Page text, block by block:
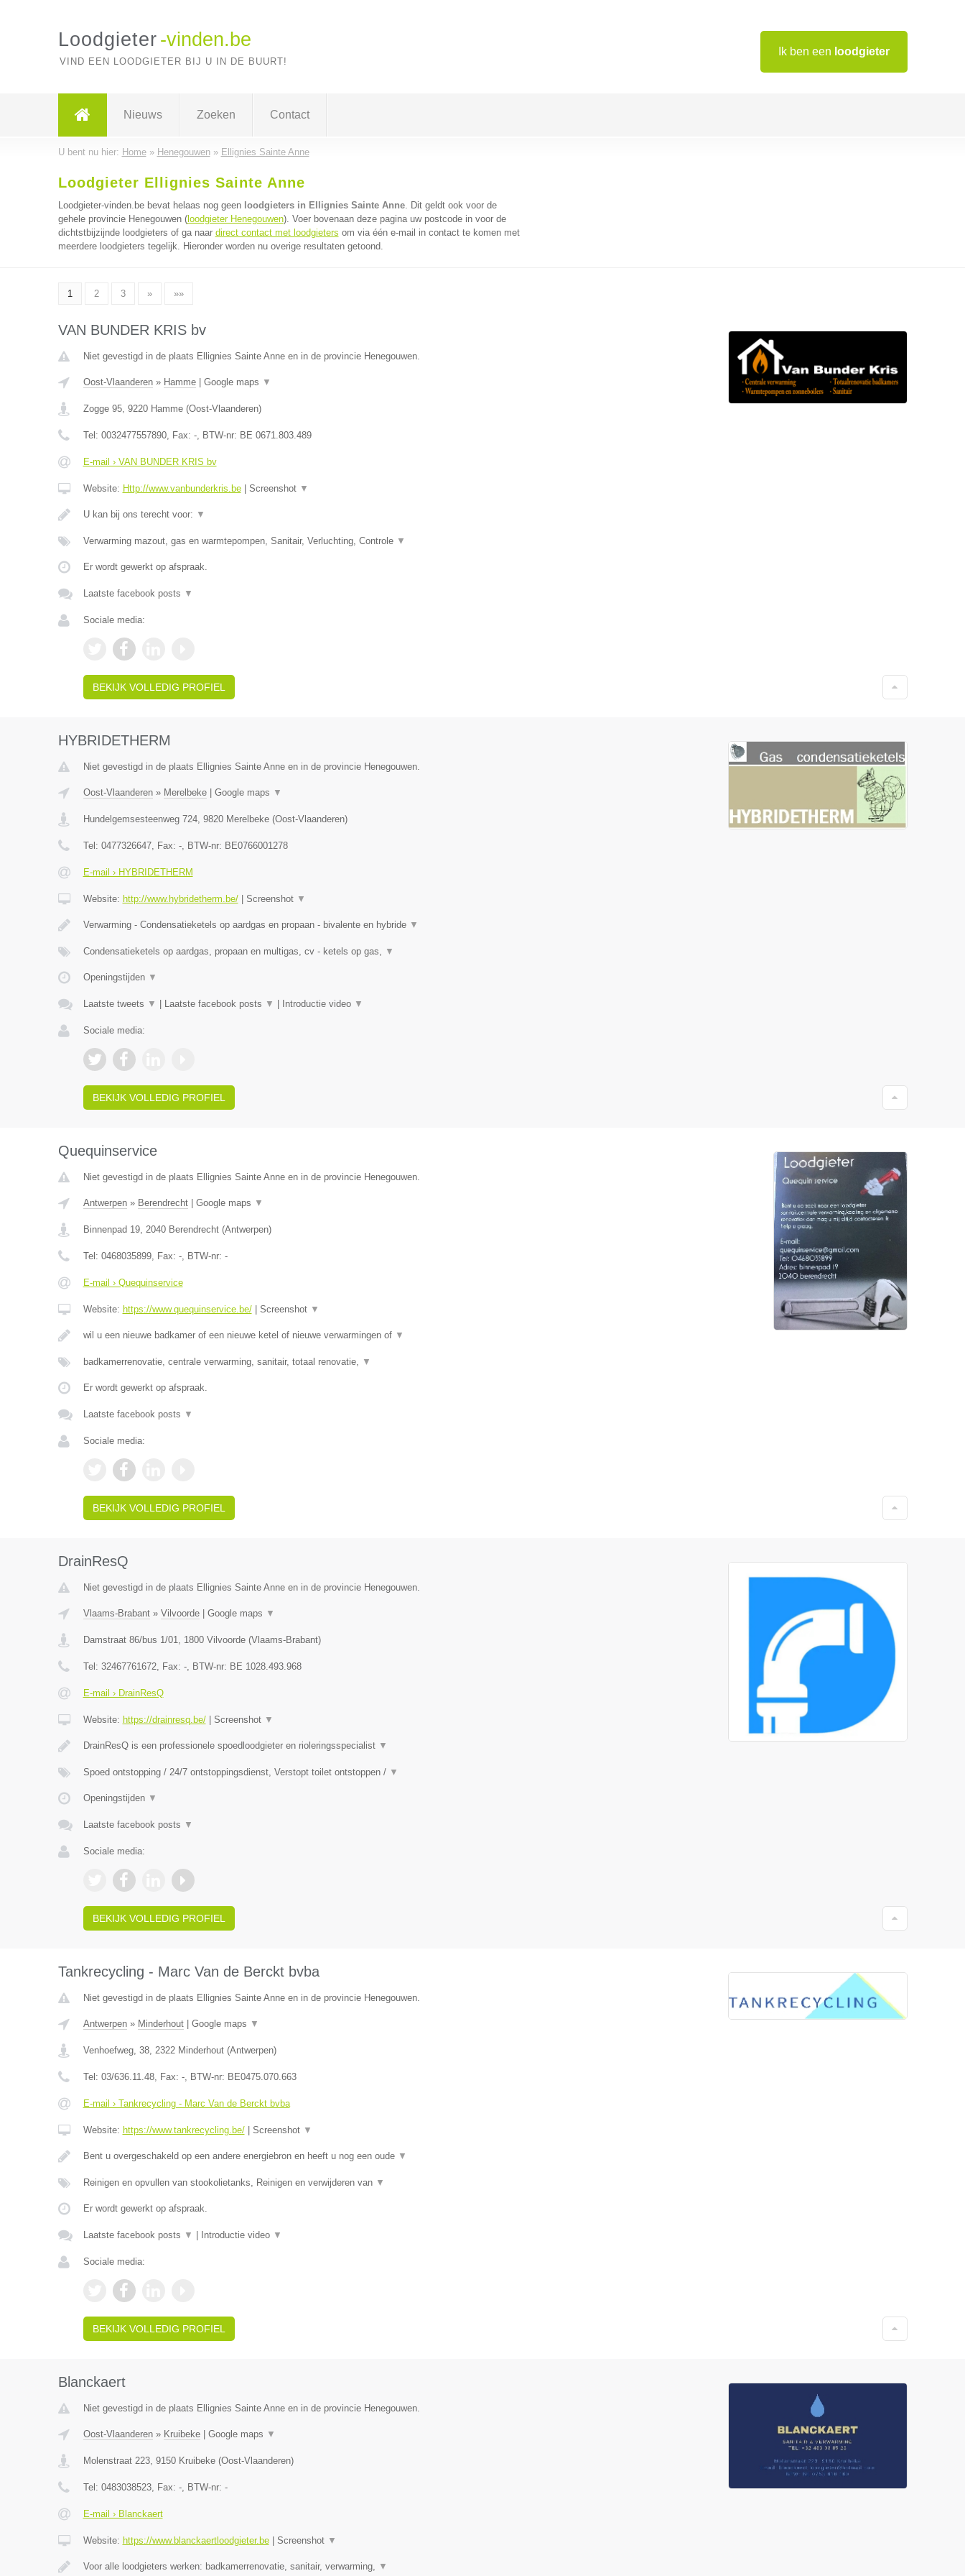
Ik ben een loodgieter
Loodgieter -vinden.be
VIND EEN LOODGIETER BIJ U IN DE BUURT!
Nieuws Zoeken Contact
U bent nu hier: Home» Henegouwen» Ellignies Sainte Anne
Loodgieter Ellignies Sainte Anne
Loodgieter-vinden.be bevat helaas nog geen loodgieters in Ellignies Sainte Anne. Dit geldt ook voor de
gehele provincie Henegouwen (loodgieter Henegouwen). Voer bovenaan deze pagina uw postcode in voor de
dichtstbijzijnde loodgieters of ga naar direct contact met loodgieters om via één e-mail in contact te komen met
meerdere loodgieters tegelijk. Hieronder worden nu overige resultaten getoond.
1 2 3 » »»
VAN BUNDER KRIS bv
Niet gevestigd in de plaats Ellignies Sainte Anne en in de provincie Henegouwen.
Oost-Vlaanderen» Hamme| Google maps ▼
Zogge 95, 9220 Hamme(Oost-Vlaanderen)
Tel: 0032477557890, Fax: -, BTW-nr: BE 0671.803.489
E-mail › VAN BUNDER KRIS bv
Website: Http://www.vanbunderkris.be| Screenshot ▼
U kan bij ons terecht voor: ▼
Verwarming mazout, gas en warmtepompen, Sanitair, Verluchting, Controle ▼
Er wordt gewerkt op afspraak.
Laatste facebook posts ▼
Sociale media:
BEKIJK VOLLEDIG PROFIEL
HYBRIDETHERM
Niet gevestigd in de plaats Ellignies Sainte Anne en in de provincie Henegouwen.
Oost-Vlaanderen» Merelbeke| Google maps ▼
Hundelgemsesteenweg 724, 9820 Merelbeke(Oost-Vlaanderen)
Tel: 0477326647, Fax: -, BTW-nr: BE0766001278
E-mail › HYBRIDETHERM
Website: http://www.hybridetherm.be/| Screenshot ▼
Verwarming - Condensatieketels op aardgas en propaan - bivalente en hybride ▼
Condensatieketels op aardgas, propaan en multigas, cv - ketels op gas, ▼
Openingstijden ▼
Laatste tweets ▼ Laatste facebook posts ▼ Introductie video ▼
Sociale media:
BEKIJK VOLLEDIG PROFIEL
Quequinservice
Niet gevestigd in de plaats Ellignies Sainte Anne en in de provincie Henegouwen.
Antwerpen» Berendrecht| Google maps ▼
Binnenpad 19, 2040 Berendrecht(Antwerpen)
Tel: 0468035899, Fax: -, BTW-nr: -
E-mail › Quequinservice
Website: https://www.quequinservice.be/| Screenshot ▼
wil u een nieuwe badkamer of een nieuwe ketel of nieuwe verwarmingen of ▼
badkamerrenovatie, centrale verwarming, sanitair, totaal renovatie, ▼
Er wordt gewerkt op afspraak.
Laatste facebook posts ▼
Sociale media:
BEKIJK VOLLEDIG PROFIEL
DrainResQ
Niet gevestigd in de plaats Ellignies Sainte Anne en in de provincie Henegouwen.
Vlaams-Brabant» Vilvoorde| Google maps ▼
Damstraat 86/bus 1/01, 1800 Vilvoorde(Vlaams-Brabant)
Tel: 32467761672, Fax: -, BTW-nr: BE 1028.493.968
E-mail › DrainResQ
Website: https://drainresq.be/| Screenshot ▼
DrainResQ is een professionele spoedloodgieter en rioleringsspecialist ▼
Spoed ontstopping / 24/7 ontstoppingsdienst, Verstopt toilet ontstoppen / ▼
Openingstijden ▼
Laatste facebook posts ▼
Sociale media:
BEKIJK VOLLEDIG PROFIEL
Tankrecycling - Marc Van de Berckt bvba
Niet gevestigd in de plaats Ellignies Sainte Anne en in de provincie Henegouwen.
Antwerpen» Minderhout| Google maps ▼
Venhoefweg, 38, 2322 Minderhout(Antwerpen)
Tel: 03/636.11.48, Fax: -, BTW-nr: BE0475.070.663
E-mail › Tankrecycling - Marc Van de Berckt bvba
Website: https://www.tankrecycling.be/| Screenshot ▼
Bent u overgeschakeld op een andere energiebron en heeft u nog een oude ▼
Reinigen en opvullen van stookolietanks, Reinigen en verwijderen van ▼
Er wordt gewerkt op afspraak.
Laatste facebook posts ▼ Introductie video ▼
Sociale media:
BEKIJK VOLLEDIG PROFIEL
Blanckaert
Niet gevestigd in de plaats Ellignies Sainte Anne en in de provincie Henegouwen.
Oost-Vlaanderen» Kruibeke| Google maps ▼
Molenstraat 223, 9150 Kruibeke(Oost-Vlaanderen)
Tel: 0483038523, Fax: -, BTW-nr: -
E-mail › Blanckaert
Website: https://www.blanckaertloodgieter.be| Screenshot ▼
Voor alle loodgieters werken: badkamerrenovatie, sanitair, verwarming, ▼